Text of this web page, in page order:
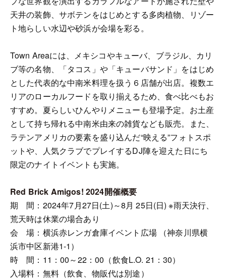
天井の装飾、サボテンをはじめとする多肉植物、リゾー
ト地らしい水辺や砂浜が会場を彩る。
Town Areaには、メキシコやキューバ、ブラジル、カリ
ブ等の名物、「タコス」や「キューバサンド」をはじめ
とした代表的な中南米料理を扱う６店舗が出店。複数エ
リアのローカルフードを取り揃えるため、食べ比べもお
すすめ。夏らしいひんやりメニューも登場予定。お土産
として持ち帰れる中南米由来の雑貨なども販売。また、
ラテンアメリカの要素を盛り込んだ“映える”フォトスポ
ットや、人気クラブでプレイするDJ陣を迎えた日にち
限定のナイトイベントも実施。
Red Brick Amigos! 2024開催概要
期 間：2024年7月27日(土)～8月 25日(日) ※雨天決行、
荒天時は休業の場合あり
会 場：横浜赤レンガ倉庫イベント広場 （神奈川県横
浜市中区新港1-1）
時 間：11：00～22：00（飲食L.O. 21：30）
入場料：無料（飲食、物販代は別途）